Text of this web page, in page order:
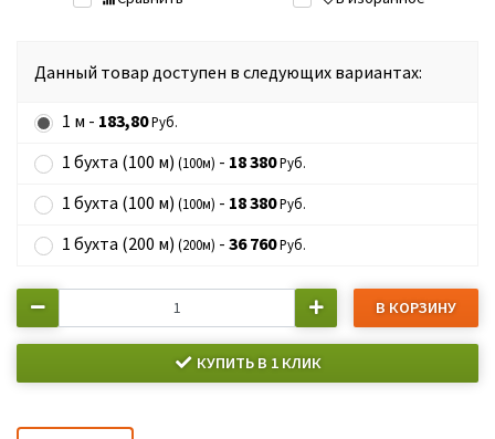
Данный товар доступен в следующих вариантах:
1 м - 183,80Руб.
1 бухта (100 м) (100м) - 18 380Руб.
1 бухта (100 м) (100м) - 18 380Руб.
1 бухта (200 м) (200м) - 36 760Руб.
В КОРЗИНУ
КУПИТЬ В 1 КЛИК